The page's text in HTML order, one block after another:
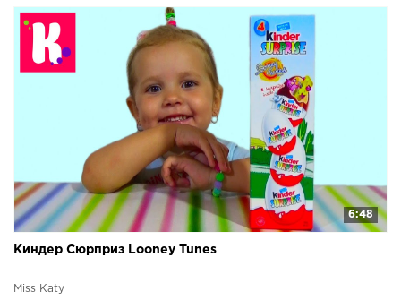
6:48
Киндер Сюрприз Looney Tunes
Miss Katy